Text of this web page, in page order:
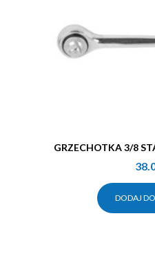
GRZECHOTKA 3/8
DODAJ